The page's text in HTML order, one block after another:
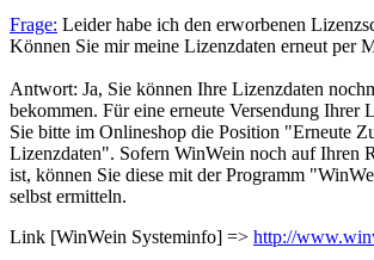
Frage: Leider habe ich den erworbenen
Können Sie mir meine Lizenzdaten erneut per
Antwort: Ja, Sie können Ihre Lizenzdaten
bekommen. Für eine erneute Versendung Ihrer
Sie bitte im Onlineshop die Position "Erneute
Lizenzdaten". Sofern WinWein noch auf Ihren
ist, können Sie diese mit der Programm
selbst ermitteln.
Link [WinWein Systeminfo] => http://